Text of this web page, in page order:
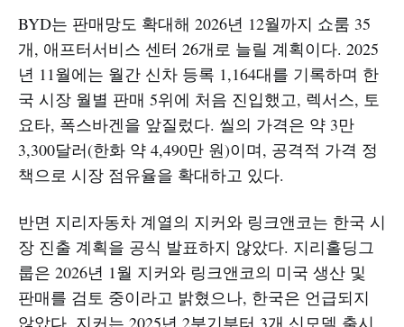
BYD는 판매망도 확대해 2026년 12월까지 쇼룸 35
개, 애프터서비스 센터 26개로 늘릴 계획이다. 2025
년 11월에는 월간 신차 등록 1,164대를 기록하며 한
국 시장 월별 판매 5위에 처음 진입했고, 렉서스, 토
요타, 폭스바겐을 앞질렀다. 씰의 가격은 약 3만
3,300달러(한화 약 4,490만 원)이며, 공격적 가격 정
책으로 시장 점유율을 확대하고 있다.
반면 지리자동차 계열의 지커와 링크앤코는 한국 시
장 진출 계획을 공식 발표하지 않았다. 지리홀딩그
룹은 2026년 1월 지커와 링크앤코의 미국 생산 및
판매를 검토 중이라고 밝혔으나, 한국은 언급되지
않았다. 지커는 2025년 2분기부터 3개 신모델 출시